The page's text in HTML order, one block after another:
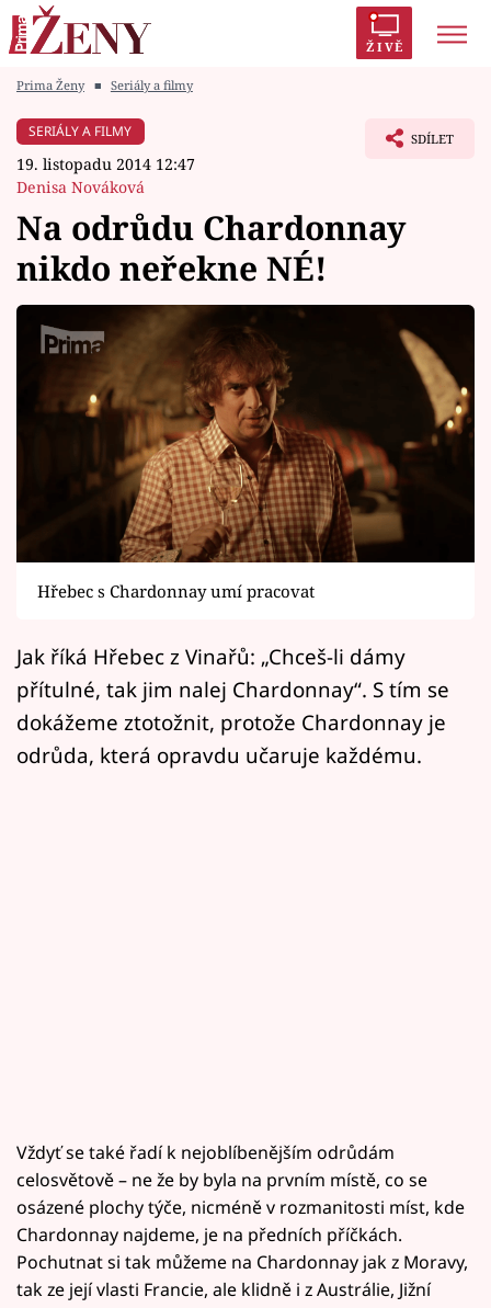
ŽIVĚ
Módní alarm
Témata
Celebrity
Vztahy
Horoskopy
Sledujte prima+
Filmový festival Karlovy Vary
Pořady
Mámy sobě
Prima Ženy ■ Seriály a filmy
SERIÁLY A FILMY
19. listopadu 2014 12:47
Denisa Nováková
SDÍLET
Na odrůdu Chardonnay
nikdo neřekne NÉ!
Hřebec s Chardonnay umí pracovat
Jak říká Hřebec z Vinařů: „Chceš-li dámy
přítulné, tak jim nalej Chardonnay“. S tím se
dokážeme ztotožnit, protože Chardonnay je
odrůda, která opravdu učaruje každému.
Vždyť se také řadí k nejoblíbenějším odrůdám
celosvětově – ne že by byla na prvním místě, co se
osázené plochy týče, nicméně v rozmanitosti míst, kde
Chardonnay najdeme, je na předních příčkách.
Pochutnat si tak můžeme na Chardonnay jak z Moravy,
tak ze její vlasti Francie, ale klidně i z Austrálie, Jižní